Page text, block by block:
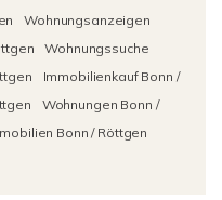
Wohnungsanzeigen
Wohnungssuche
Immobilienkauf Bonn /
Wohnungen Bonn /
Bonn / Röttgen